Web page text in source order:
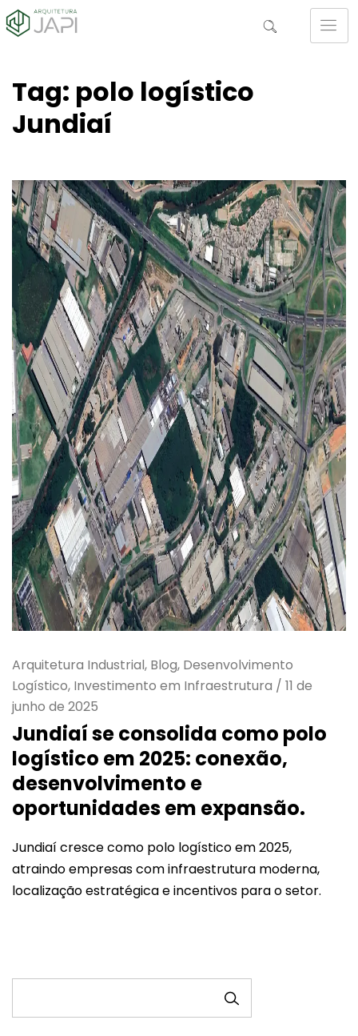
Tag: polo logístico
Jundiaí
Arquitetura Industrial, Blog, Desenvolvimento
Logístico, Investimento em Infraestrutura / 11 de
junho de 2025
Jundiaí se consolida como polo
logístico em 2025: conexão,
desenvolvimento e
oportunidades em expansão.
Jundiaí cresce como polo logístico em 2025,
atraindo empresas com infraestrutura moderna,
localização estratégica e incentivos para o setor.